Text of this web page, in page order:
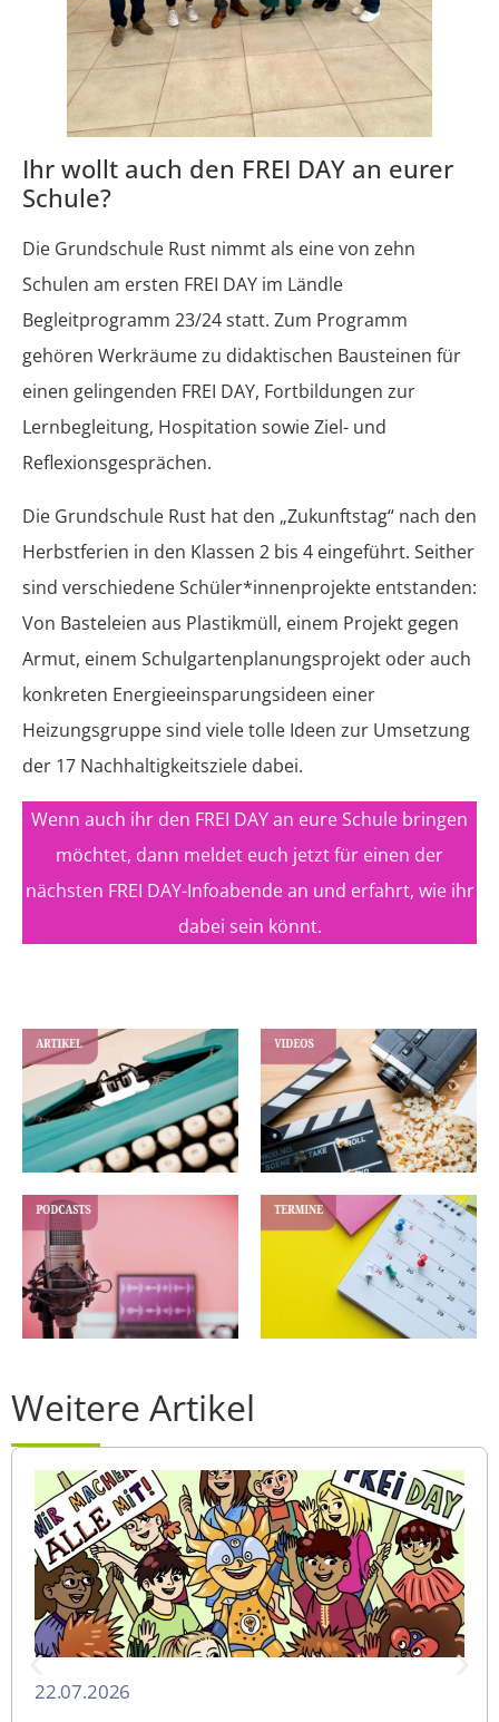
Ihr wollt auch den FREI DAY an eurer
Schule?
Die Grundschule Rust nimmt als eine von zehn
Schulen am ersten FREI DAY im Ländle
Begleitprogramm 23/24 statt. Zum Programm
gehören Werkräume zu didaktischen Bausteinen für
einen gelingenden FREI DAY, Fortbildungen zur
Lernbegleitung, Hospitation sowie Ziel- und
Reflexionsgesprächen.
Die Grundschule Rust hat den „Zukunftstag“ nach den
Herbstferien in den Klassen 2 bis 4 eingeführt. Seither
sind verschiedene Schüler*innenprojekte entstanden:
Von Basteleien aus Plastikmüll, einem Projekt gegen
Armut, einem Schulgartenplanungsprojekt oder auch
konkreten Energieeinsparungsideen einer
Heizungsgruppe sind viele tolle Ideen zur Umsetzung
der 17 Nachhaltigkeitsziele dabei.
Wenn auch ihr den FREI DAY an eure Schule bringen
möchtet, dann meldet euch jetzt für einen der
nächsten FREI DAY-Infoabende an und erfahrt, wie ihr
dabei sein könnt.
Weitere Artikel
22.07.2026